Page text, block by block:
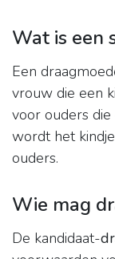
Wat is een
Een
vrouw die een
voor ouders
wordt het
ouders.
Wie mag
De kandidaat-